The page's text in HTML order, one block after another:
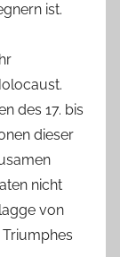
ist.
des 17. bis
dieser
nicht
von